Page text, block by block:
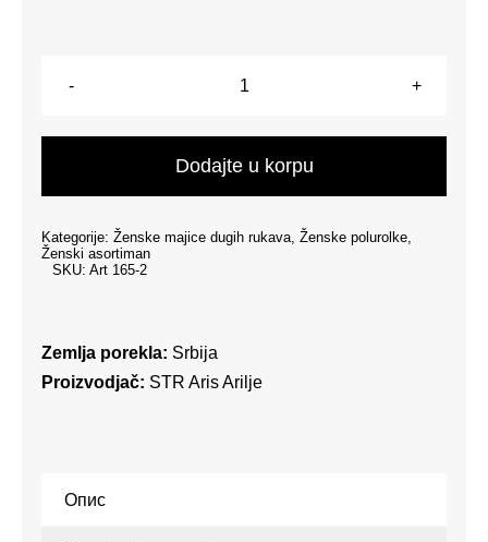
Dodajte u korpu
Kategorije: Ženske majice dugih rukava, Ženske polurolke,
Ženski asortiman
SKU: Art 165-2
Zemlja porekla: Srbija
Proizvodjač: STR Aris Arilje
Опис